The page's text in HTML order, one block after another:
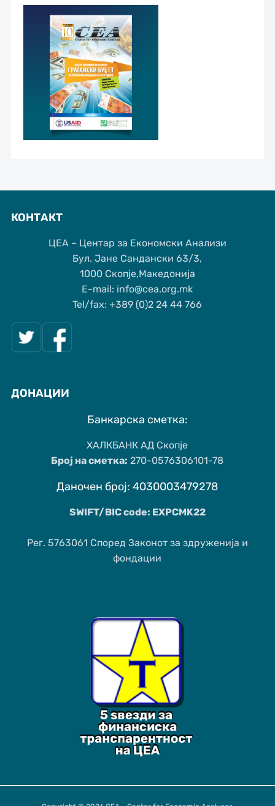
КОНТАКТ
ЦЕА – Центар за Економски Анализи
Бул. Јане Сандански 63/3,
1000 Скопје,Македонија
Е-mail: info@cea.org.mk
Tel/fax: +389 (0)2 24 44 766
ДОНАЦИИ
Банкарска сметка:
ХАЛКБАНК АД Скопје
Број на сметка: 270-0576306101-78
Даночен број: 4030003479278
SWIFT/BIC code: EXPCMK22
Рег. 5763061 Според Законот за здруженија и
фондации